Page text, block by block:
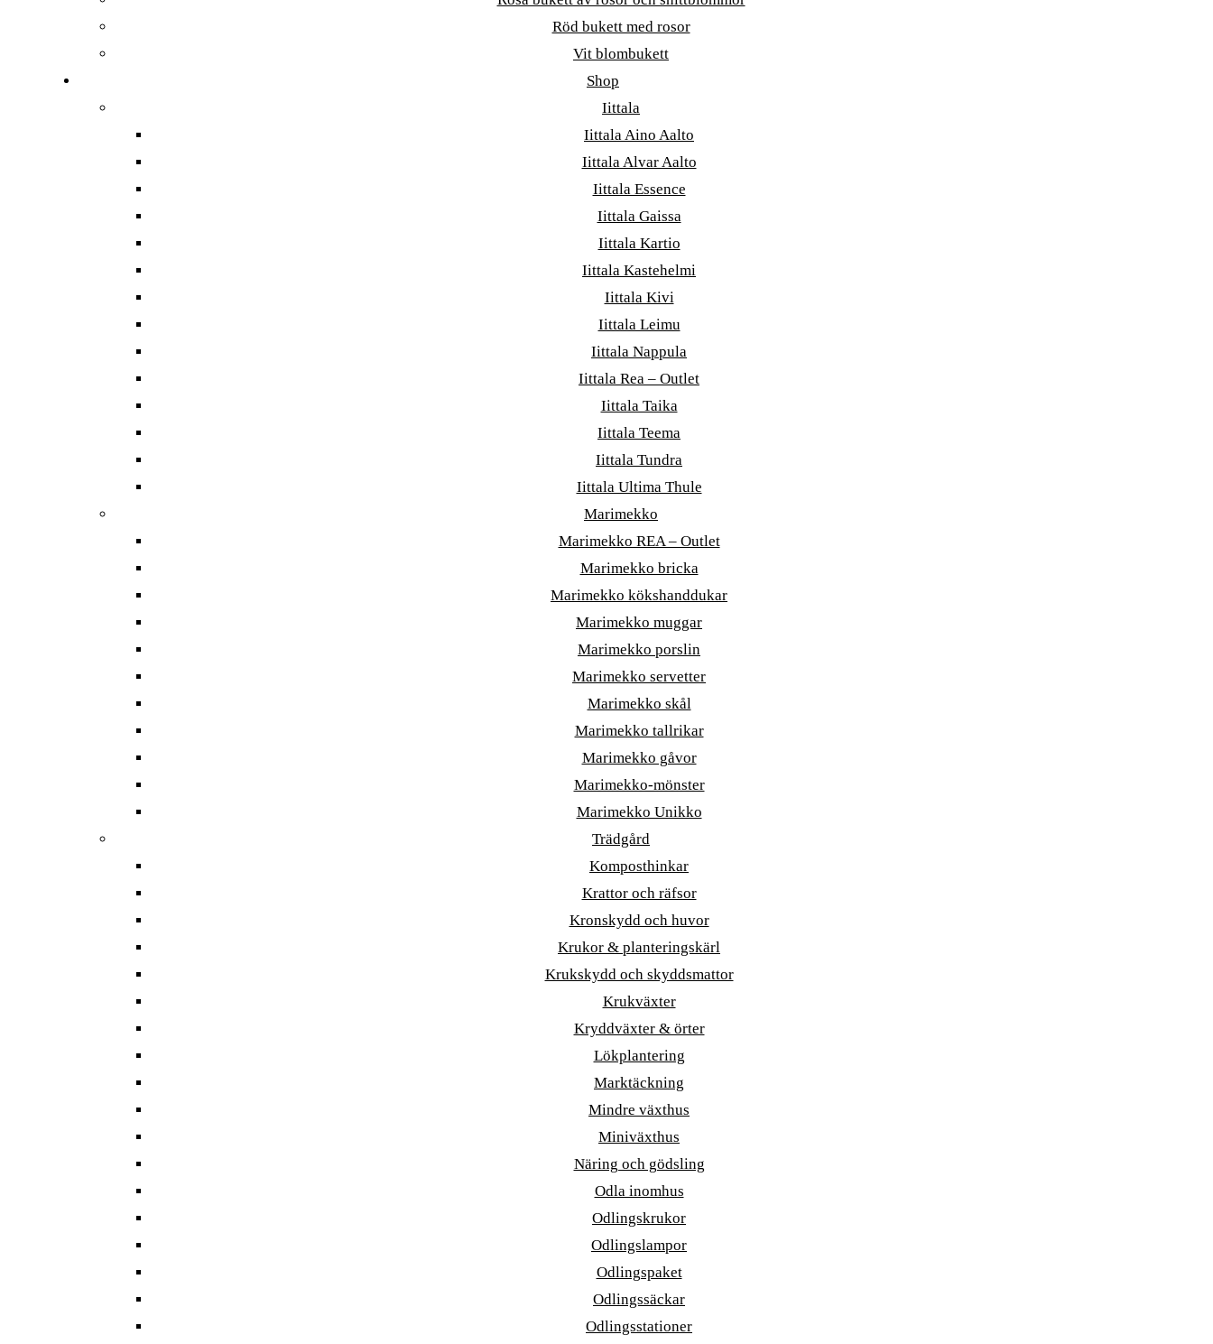
Röd bukett med rosor
Vit blombukett
Shop
Iittala
Iittala Aino Aalto
Iittala Alvar Aalto
Iittala Essence
Iittala Gaissa
Iittala Kartio
Iittala Kastehelmi
Iittala Kivi
Iittala Leimu
Iittala Nappula
Iittala Rea – Outlet
Iittala Taika
Iittala Teema
Iittala Tundra
Iittala Ultima Thule
Marimekko
Marimekko REA – Outlet
Marimekko bricka
Marimekko kökshanddukar
Marimekko muggar
Marimekko porslin
Marimekko servetter
Marimekko skål
Marimekko tallrikar
Marimekko gåvor
Marimekko-mönster
Marimekko Unikko
Trädgård
Komposthinkar
Krattor och räfsor
Kronskydd och huvor
Krukor & planteringskärl
Krukskydd och skyddsmattor
Krukväxter
Kryddväxter & örter
Lökplantering
Marktäckning
Mindre växthus
Miniväxthus
Näring och gödsling
Odla inomhus
Odlingskrukor
Odlingslampor
Odlingspaket
Odlingssäckar
Odlingsstationer